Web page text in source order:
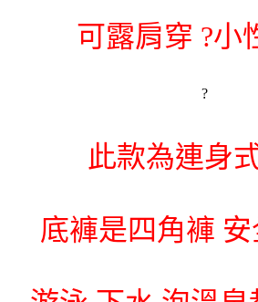
可露肩穿 ?小
?
此款為連身
底褲是四角褲